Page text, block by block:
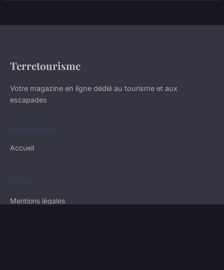
Terretourisme
Votre magazine en ligne dédié au tourisme et aux
escapades
NAVIGATION
Accueil
LÉGAL
Mentions légales